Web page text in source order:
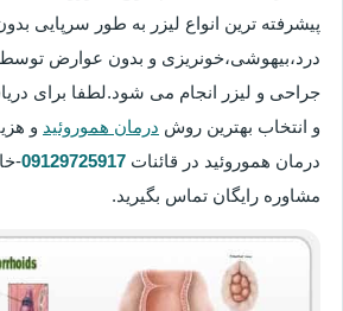
پیشرفته ترین انواع لیزر به طور سرپایی
درد،بیهوشی،خونریزی و بدون عوارض
جراحی و لیزر انجام می شود.لطفا برای
و انتخاب بهترین روش درمان هموروئید و
درمان هموروئید در قائنات 09129725917
-
مشاوره رایگان تماس بگیرید.